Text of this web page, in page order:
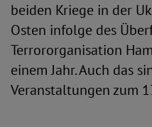
beiden Kriege in der
Osten infolge des
Terrororganisation
einem Jahr. Auch das
Veranstaltungen zum